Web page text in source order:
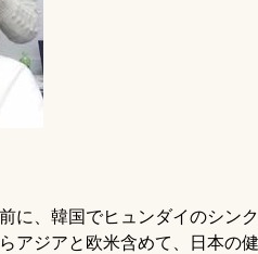
に、韓国でヒュンダイのシン
アジアと欧米含めて、日本の